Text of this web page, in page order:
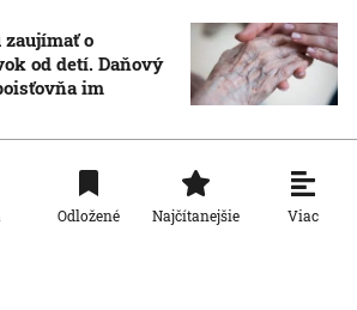
zaujímať o
od detí. Daňový
im
300-tisíc
by mohla
Odložené Najčítanejšie Viac